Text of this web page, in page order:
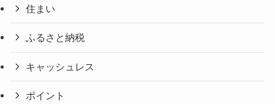
住まい
ふるさと納税
キャッシュレス
ポイント